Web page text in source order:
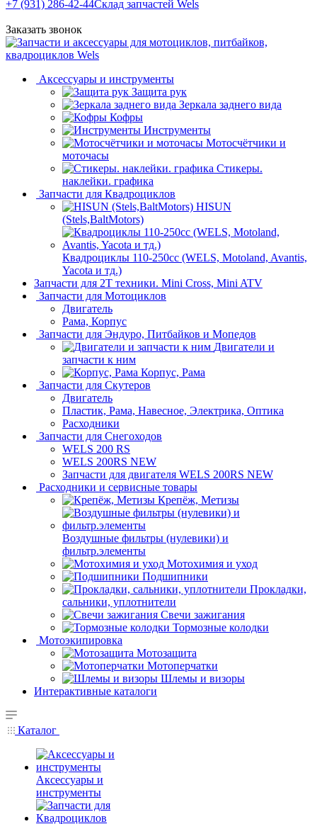
+7 (931) 286-42-44Склад запчастей Wels
Заказать звонок
Аксессуары и инструменты
Защита рук
Зеркала заднего вида
Кофры
Инструменты
Мотосчётчики и
моточасы
Стикеры.
наклейки. графика
Запчасти для Квадроциклов
HISUN
(Stels,BaltMotors)
Квадроциклы 110-250сс (WELS, Motoland, Avantis,
Yacota и тд.)
Запчасти для 2T техники. Mini Cross, Mini ATV
Запчасти для Мотоциклов
Двигатель
Рама, Корпус
Запчасти для Эндуро, Питбайков и Мопедов
Двигатели и
запчасти к ним
Корпус, Рама
Запчасти для Скутеров
Двигатель
Пластик, Рама, Навесное, Электрика, Оптика
Расходники
Запчасти для Снегоходов
WELS 200 RS
WELS 200RS NEW
Запчасти для двигателя WELS 200RS NEW
Расходники и сервисные товары
Крепёж, Метизы
Воздушные фильтры (нулевики) и
фильтр.элементы
Мотохимия и уход
Подшипники
Прокладки,
сальники, уплотнители
Свечи зажигания
Тормозные колодки
Мотоэкипировка
Мотозащита
Мотоперчатки
Шлемы и визоры
Интерактивные каталоги
Каталог
Аксессуары и
инструменты